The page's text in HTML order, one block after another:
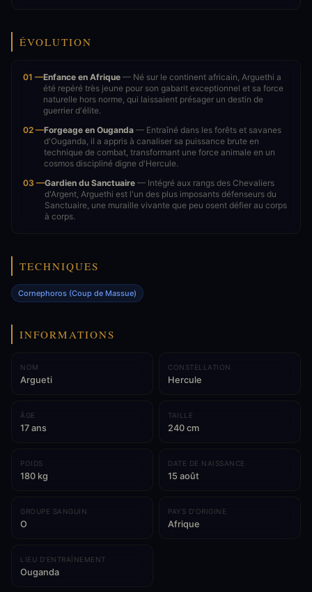
ÉVOLUTION
01 —Enfance en Afrique — Né sur le continent africain, Arguethi a
été repéré très jeune pour son gabarit exceptionnel et sa force
naturelle hors norme, qui laissaient présager un destin de
guerrier d'élite.
02 —Forgeage en Ouganda — Entraîné dans les forêts et savanes
d'Ouganda, il a appris à canaliser sa puissance brute en
technique de combat, transformant une force animale en un
cosmos discipliné digne d'Hercule.
03 —Gardien du Sanctuaire — Intégré aux rangs des Chevaliers
d'Argent, Arguethi est l'un des plus imposants défenseurs du
Sanctuaire, une muraille vivante que peu osent défier au corps
à corps.
TECHNIQUES
Cornephoros (Coup de Massue)
INFORMATIONS
NOM
Argueti
CONSTELLATION
Hercule
ÂGE
17 ans
TAILLE
240 cm
POIDS
180 kg
DATE DE NAISSANCE
15 août
GROUPE SANGUIN
O
PAYS D'ORIGINE
Afrique
LIEU D'ENTRAÎNEMENT
Ouganda